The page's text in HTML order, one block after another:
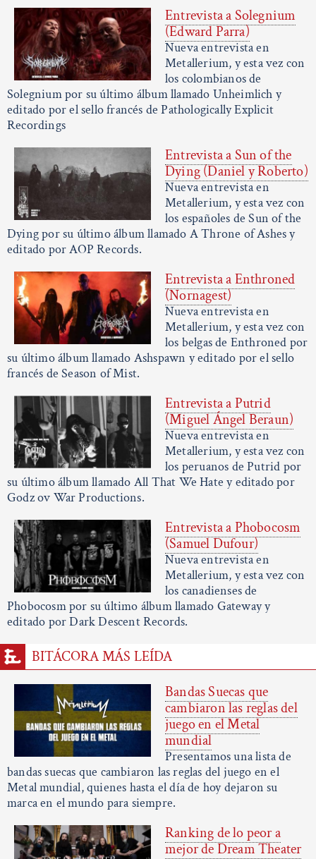
Entrevista a Solegnium
(Edward Parra)
Nueva entrevista en
Metallerium, y esta vez con
los colombianos de
Solegnium por su último álbum llamado Unheimlich y
editado por el sello francés de Pathologically Explicit
Recordings
Entrevista a Sun of the
Dying (Daniel y Roberto)
Nueva entrevista en
Metallerium, y esta vez con
los españoles de Sun of the
Dying por su último álbum llamado A Throne of Ashes y
editado por AOP Records.
Entrevista a Enthroned
(Nornagest)
Nueva entrevista en
Metallerium, y esta vez con
los belgas de Enthroned por
su último álbum llamado Ashspawn y editado por el sello
francés de Season of Mist.
Entrevista a Putrid
(Miguel Ángel Beraun)
Nueva entrevista en
Metallerium, y esta vez con
los peruanos de Putrid por
su último álbum llamado All That We Hate y editado por
Godz ov War Productions.
Entrevista a Phobocosm
(Samuel Dufour)
Nueva entrevista en
Metallerium, y esta vez con
los canadienses de
Phobocosm por su último álbum llamado Gateway y
editado por Dark Descent Records.
BITÁCORA MÁS LEÍDA
Bandas Suecas que
cambiaron las reglas del
juego en el Metal
mundial
Presentamos una lista de
bandas suecas que cambiaron las reglas del juego en el
Metal mundial, quienes hasta el día de hoy dejaron su
marca en el mundo para siempre.
Ranking de lo peor a
mejor de Dream Theater